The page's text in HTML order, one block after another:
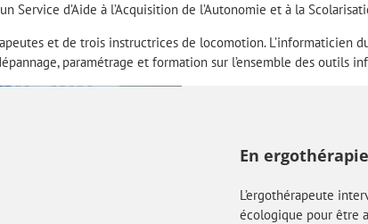
Service d’Aide à l’Acquisition de l’Autonomie et à la
et de trois instructrices de locomotion. L’informaticien
paramétrage et formation sur l’ensemble des outils
En ergothérapie
L’ergothérapeute
écologique pour être